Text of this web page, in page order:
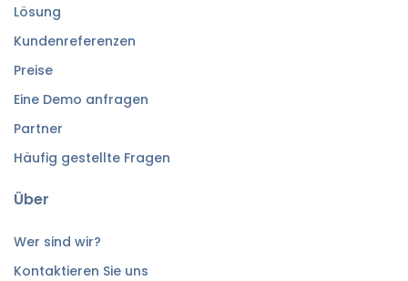
Lösung
Kundenreferenzen
Preise
Eine Demo anfragen
Partner
Häufig gestellte Fragen
Über
Wer sind wir?
Kontaktieren Sie uns